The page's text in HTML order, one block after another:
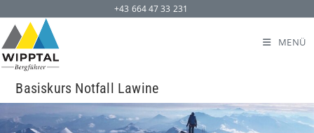
+43 664 47 33 231
MENÜ
Basiskurs Notfall Lawine